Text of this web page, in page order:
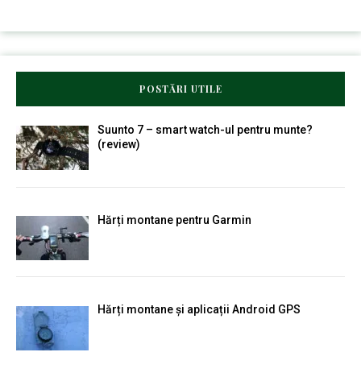
POSTĂRI UTILE
Suunto 7 – smart watch-ul pentru munte?
(review)
Hărți montane pentru Garmin
Hărți montane și aplicații Android GPS